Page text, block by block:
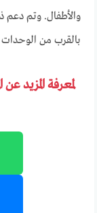
والأطفال. وتم دعم
بالقرب من الوحدات
لمعرفة المزيد